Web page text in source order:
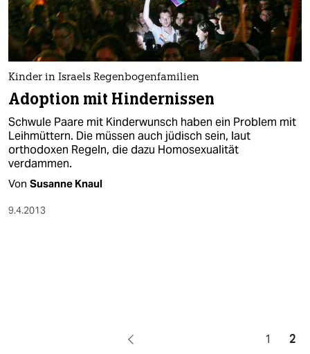
Kinder in Israels Regenbogenfamilien
Adoption mit Hindernissen
Schwule Paare mit Kinderwunsch haben ein Problem mit
Leihmüttern. Die müssen auch jüdisch sein, laut
orthodoxen Regeln, die dazu Homosexualität
verdammen.
Von Susanne Knaul
9.4.2013
1 2